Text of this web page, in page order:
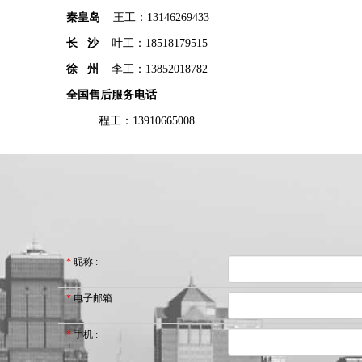
秦皇岛 王工：13146269433
长 沙叶工：18518179515
徐 州 李工：13852018782
全国售后服务电话
程工：13910665008
* 昵称 :
* 电子邮箱 :
* 手机 :